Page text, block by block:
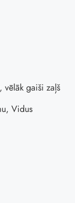
vēlāk gaiši zaļš
Vidus